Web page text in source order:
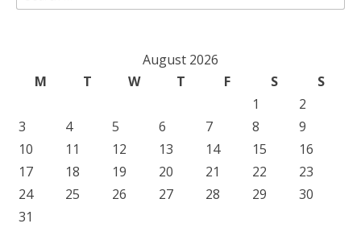
for:
August 2026
M
T W T F S
S
1
2
3
4 5 6 7 8
9
10
11 12 13 14 15
16
17
18 19 20 21 22
23
24
25 26 27 28 29
30
31